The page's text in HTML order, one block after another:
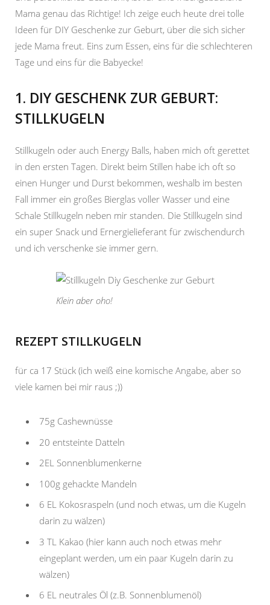
Mama genau das Richtige! Ich zeige euch heute drei tolle
Ideen für DIY Geschenke zur Geburt, über die sich sicher
jede Mama freut. Eins zum Essen, eins für die schlechteren
Tage und eins für die Babyecke!
1. DIY GESCHENK ZUR GEBURT:
STILLKUGELN
Stillkugeln oder auch Energy Balls, haben mich oft gerettet
in den ersten Tagen. Direkt beim Stillen habe ich oft so
einen Hunger und Durst bekommen, weshalb im besten
Fall immer ein großes Bierglas voller Wasser und eine
Schale Stillkugeln neben mir standen. Die Stillkugeln sind
ein super Snack und Ernergielieferant für zwischendurch
und ich verschenke sie immer gern.
Klein aber oho!
REZEPT STILLKUGELN
für ca 17 Stück (ich weiß eine komische Angabe, aber so
viele kamen bei mir raus ;))
75g Cashewnüsse
20 entsteinte Datteln
2EL Sonnenblumenkerne
100g gehackte Mandeln
6 EL Kokosraspeln (und noch etwas, um die Kugeln
darin zu wälzen)
3 TL Kakao (hier kann auch noch etwas mehr
eingeplant werden, um ein paar Kugeln darin zu
wälzen)
6 EL neutrales Öl (z.B. Sonnenblumenöl)